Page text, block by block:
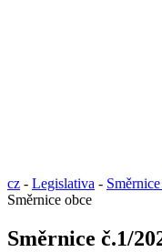
cz - Legislativa -
Směrnice obce
Směrnice č.1/